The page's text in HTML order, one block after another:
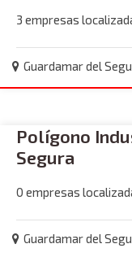
3 empresas
Guardamar del
Polígono
Segura
0 empresas
Guardamar del